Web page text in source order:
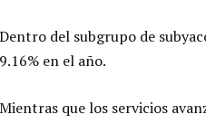
Dentro del subgrupo de
9.16% en el año.
Mientras que los servicios